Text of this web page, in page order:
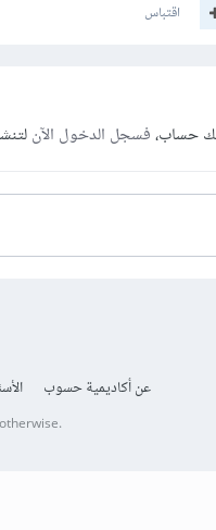
اقتباس
حساب،فسجل الدخول الآن
عن أكاديمية حسوب